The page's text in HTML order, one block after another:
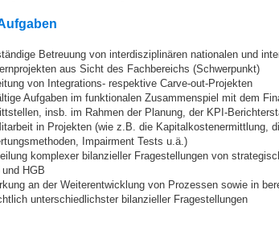
Betreuung von interdisziplinären nationalen und
aus Sicht des Fachbereichs (Schwerpunkt)
von Integrations- respektive Carve-out-Projekten
Aufgaben im funktionalen Zusammenspiel mit dem
insb. im Rahmen der Planung, der KPI-
in Projekten (wie z.B. die Kapitalkostenermittlung,
Impairment Tests u.ä.)
komplexer bilanzieller Fragestellungen von
und HGB
an der Weiterentwicklung von Prozessen sowie in
unterschiedlichster bilanzieller Fragestellungen